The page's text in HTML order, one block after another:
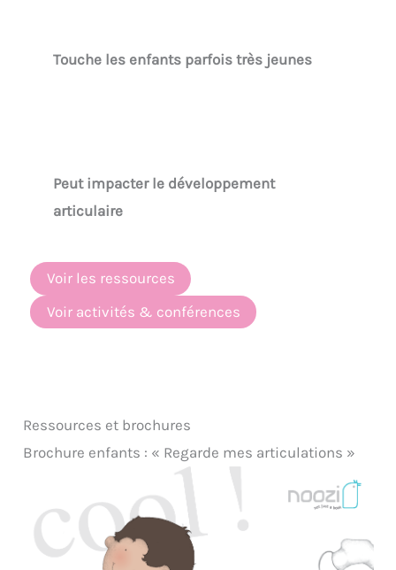
Touche les enfants parfois très jeunes
Peut impacter le développement
articulaire
Voir les ressources
Voir activités & conférences
Ressources et brochures
Brochure enfants : « Regarde mes articulations »